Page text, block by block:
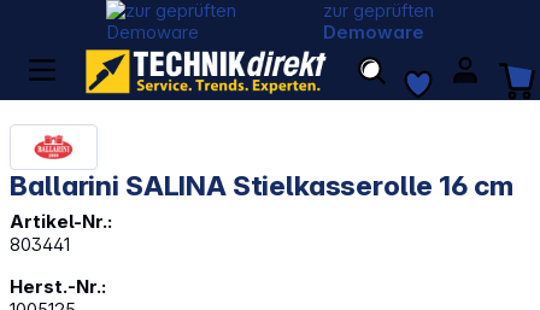
zur geprüften
Demoware
Ballarini SALINA Stielkasserolle 16 cm
Artikel-Nr.:
803441
Herst.-Nr.: